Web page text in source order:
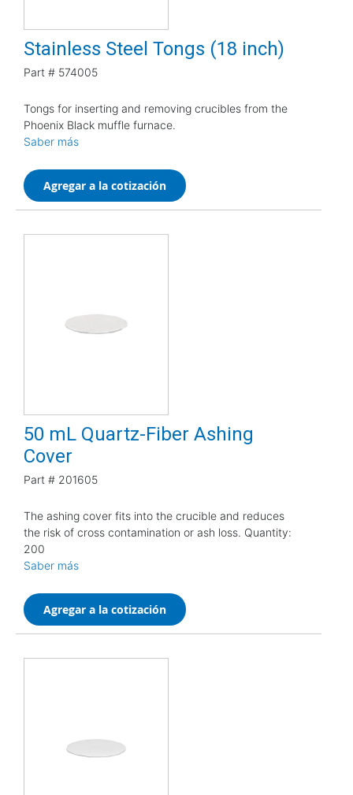
Stainless Steel Tongs (18 inch)
Part # 574005
Tongs for inserting and removing crucibles from the
Phoenix Black muffle furnace.
Saber más
Agregar a la cotización
50 mL Quartz-Fiber Ashing
Cover
Part # 201605
The ashing cover fits into the crucible and reduces
the risk of cross contamination or ash loss. Quantity:
200
Saber más
Agregar a la cotización